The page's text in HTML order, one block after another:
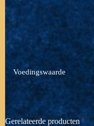
Voedingswaarde
Gerelateerde producten